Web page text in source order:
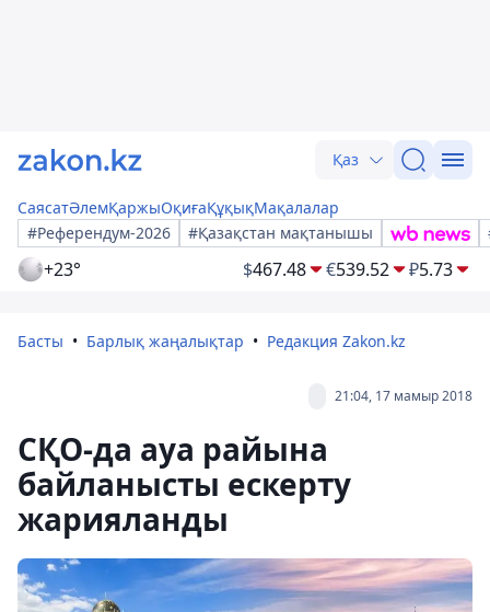
Қаз
СаясатӘлемҚаржыОқиғаҚұқықМақалалар
#Референдум-2026
#Қазақстан мақтанышы
+23° $467.48 €539.52 ₽5.73
Басты Барлық жаңалықтар Редакция Zakon.kz
21:04, 17 мамыр 2018
СҚО-да ауа райына
байланысты ескерту
жарияланды